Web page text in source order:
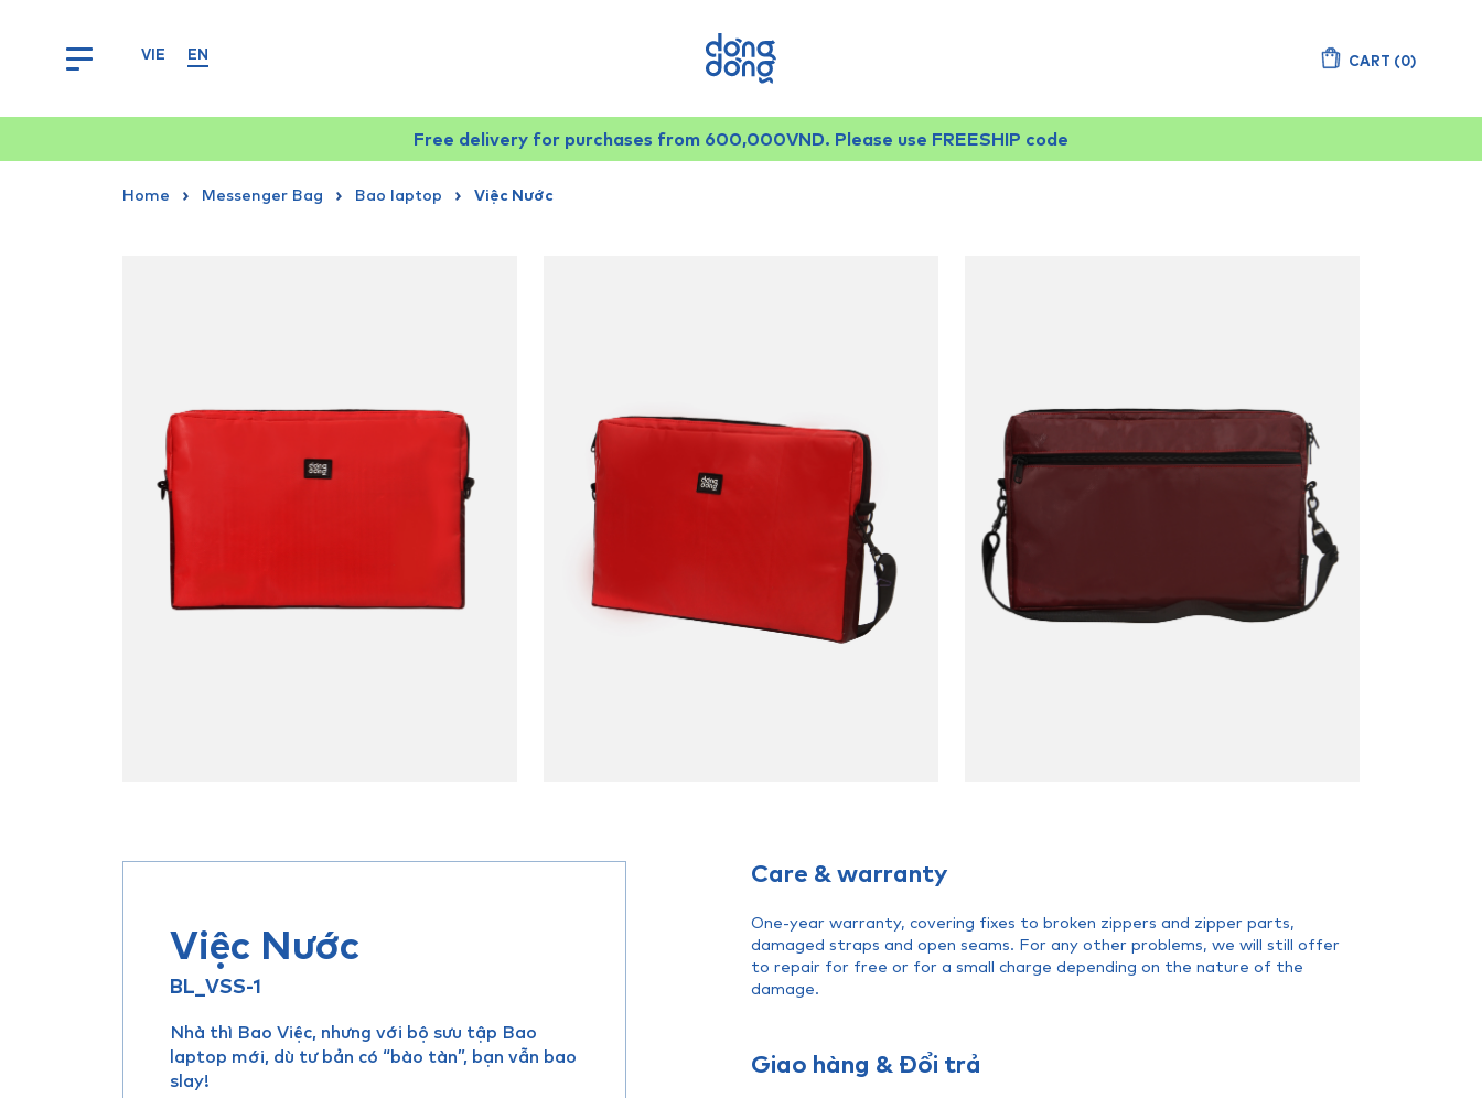
VIE EN CART (0)
Free delivery for purchases from 600,000VND. Please use FREESHIP code
Home Messenger Bag Bao laptop Việc Nước
Việc Nước
BL_VSS-1
Nhà thì Bao Việc, nhưng với bộ sưu tập Bao
laptop mới, dù tư bản có “bào tàn”, bạn vẫn bao
slay!
Care & warranty
One-year warranty, covering fixes to broken zippers and zipper parts,
damaged straps and open seams. For any other problems, we will still offer
to repair for free or for a small charge depending on the nature of the
damage.
Giao hàng & Đổi trả